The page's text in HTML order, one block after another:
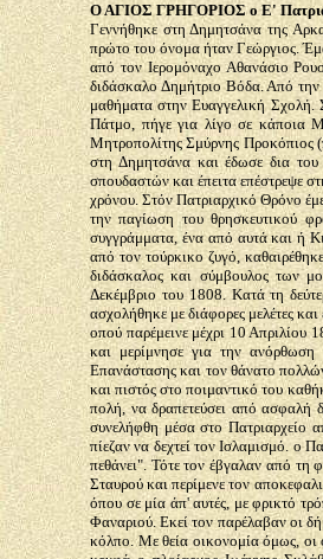
Ο ΑΓΙΟΣ ΓΡΗΓΟΡΙΟΣ ο Ε'
Γεννήθηκε στη Δημητσάνα της
πρώτο του όνομα ήταν Γεώργιος.
από τον Ιερομόναχο Αθανάσιο
διδάσκαλο Δημήτριο Βόδα. Από
μαθήματα στην Ευαγγελική Σχολή.
Πάτμο, πήγε για λίγο σε κάποια
Μητροπολίτης Σμύρνης Προκόπιος
στη Δημητσάνα και έδωσε δια
σπουδαστών και έπειτα επέστρεψε
χρόνου. Στόν Πατριαρχικό Θρόνο
την παγίωση του θρησκευτικού
συγγράμματα, ένα από αυτά και ή
από τον τούρκικο ζυγό,
διδάσκαλος και σύμβουλος των
Δεκέμβριο του 1808. Κατά τη
ασχολήθηκε με διάφορες μελέτες
οπού παρέμεινε μέχρι 10 Απριλίου
και μερίμνησε για την ανόρθωση
Επανάστασης και τον θάνατο
και πιστός στο ποιμαντικό του
πολή, να δραπετεύσει από ασφαλή
συνελήφθη μέσα στο Πατριαρχείο
πίεζαν να δεχτεί τον Ισλαμισμό. ο
πεθάνει". Τότε τον έβγαλαν από τη
Σταυρού και περίμενε τον
όπου σε μία άπ' αυτές, με φρικτό
Φαναριού. Εκεί τον παρέλαβαν οι
κόλπο. Με θεία οικονομία όμως, οι